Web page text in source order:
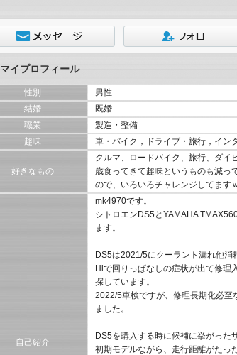
マイプロフィール
性別
男性
結婚
既婚
職業
製造・整備
趣味
車・バイク，ドライブ・旅行，イン
好きなもの
クルマ、ロードバイク、旅行、ダイ
歳食ってきて趣味というものも減っ
ので、いろいろチャレンジしてます
自己紹介
mk4970です。
シトロエンDS5とYAMAHA
ます。
DS5は2021/5にクーラント漏れ他
Hiで回りっぱなしの症状が出て修理
探しています。
2022/5車検ですが、修理長期化必至
ました。
DS5を購入する時に候補に挙がった
初期モデルながら、走行距離がたっ